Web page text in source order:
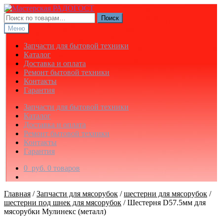
Перейти
к
навигации
Перейти
к
содержимому
Искать:
Поиск
Меню
Запчасти для бытовой техники
Каталог
Доставка и оплата
Ремонт бытовой техники
Контакты
Гарантия
Запчасти для бытовой техники
Каталог
Доставка и оплата
Ремонт бытовой техники
Контакты
Гарантия
0 руб. 0 товаров
Главная /Запчасти для мясорубок /шестерни для мясорубок /
шестерни под шнек для мясорубок /Шестерня D57.5мм для
мясорубки Мулинекс (металл)